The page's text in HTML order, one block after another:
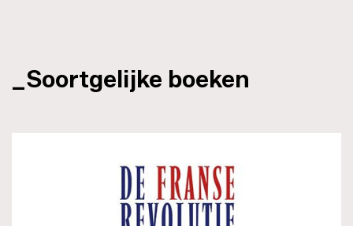
_Soortgelijke boeken